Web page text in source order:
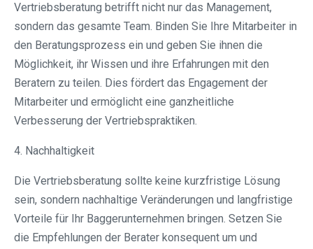
Vertriebsberatung betrifft nicht nur das Management,
sondern das gesamte Team. Binden Sie Ihre Mitarbeiter in
den Beratungsprozess ein und geben Sie ihnen die
Möglichkeit, ihr Wissen und ihre Erfahrungen mit den
Beratern zu teilen. Dies fördert das Engagement der
Mitarbeiter und ermöglicht eine ganzheitliche
Verbesserung der Vertriebspraktiken.
4. Nachhaltigkeit
Die Vertriebsberatung sollte keine kurzfristige Lösung
sein, sondern nachhaltige Veränderungen und langfristige
Vorteile für Ihr Baggerunternehmen bringen. Setzen Sie
die Empfehlungen der Berater konsequent um und